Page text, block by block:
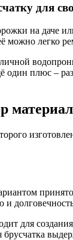
для
на даче
легко
плюс –
принято
и
для